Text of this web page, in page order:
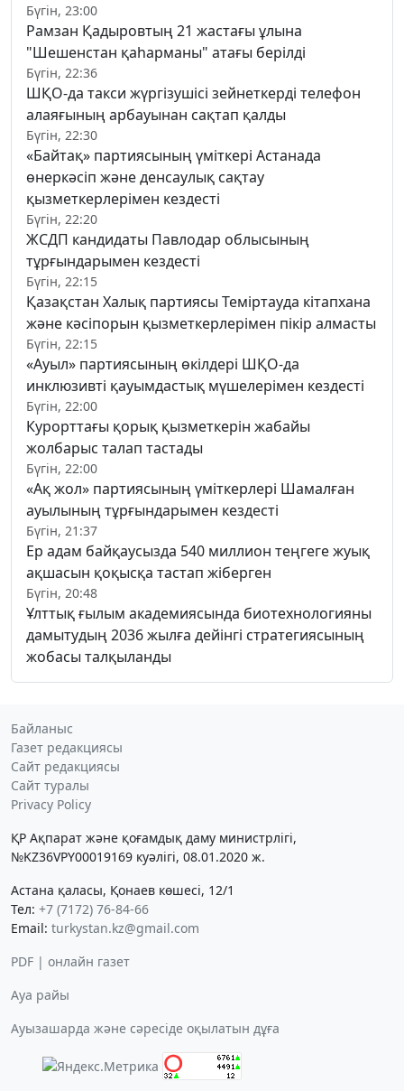
Бүгін, 23:00
Рамзан Қадыровтың 21 жастағы ұлына
"Шешенстан қаһарманы" атағы берілді
Бүгін, 22:36
ШҚО-да такси жүргізушісі зейнеткерді телефон
алаяғының арбауынан сақтап қалды
Бүгін, 22:30
«Байтақ» партиясының үміткері Астанада
өнеркәсіп және денсаулық сақтау
қызметкерлерімен кездесті
Бүгін, 22:20
ЖСДП кандидаты Павлодар облысының
тұрғындарымен кездесті
Бүгін, 22:15
Қазақстан Халық партиясы Теміртауда кітапхана
және кәсіпорын қызметкерлерімен пікір алмасты
Бүгін, 22:15
«Ауыл» партиясының өкілдері ШҚО-да
инклюзивті қауымдастық мүшелерімен кездесті
Бүгін, 22:00
Курорттағы қорық қызметкерін жабайы
жолбарыс талап тастады
Бүгін, 22:00
«Ақ жол» партиясының үміткерлері Шамалған
ауылының тұрғындарымен кездесті
Бүгін, 21:37
Ер адам байқаусызда 540 миллион теңгеге жуық
ақшасын қоқысқа тастап жіберген
Бүгін, 20:48
Ұлттық ғылым академиясында биотехнологияны
дамытудың 2036 жылға дейінгі стратегиясының
жобасы талқыланды
Байланыс
Газет редакциясы
Сайт редакциясы
Сайт туралы
Privacy Policy
ҚР Ақпарат және қоғамдық даму министрлігі,
№KZ36VPY00019169 куәлігі, 08.01.2020 ж.
Астана қаласы, Қонаев көшесі, 12/1
Тел: +7 (7172) 76-84-66
Email: turkystan.kz@gmail.com
PDF | онлайн газет
Ауа райы
Ауызашарда және сәресіде оқылатын дұға